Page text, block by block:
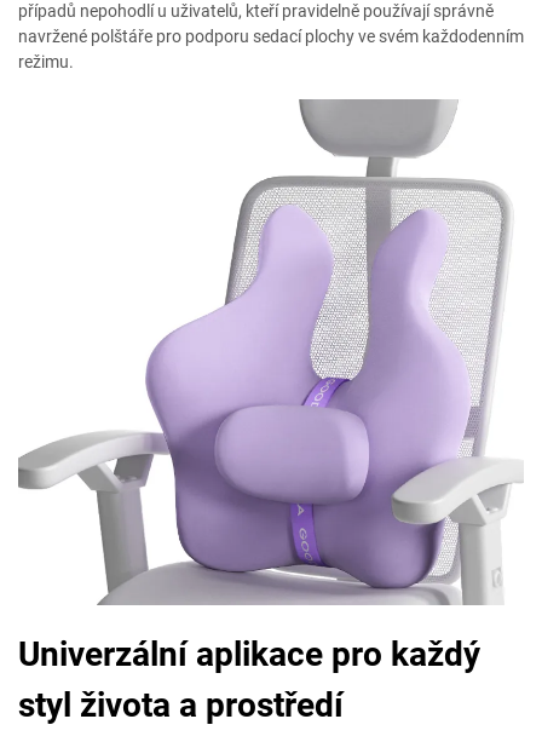
případů nepohodlí u uživatelů, kteří pravidelně používají správně
navržené polštáře pro podporu sedací plochy ve svém každodenním
režimu.
Univerzální aplikace pro každý
styl života a prostředí